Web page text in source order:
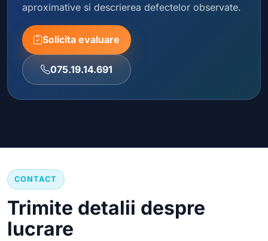
aproximative si descrierea defectelor observate.
Solicita evaluare
075.19.14.691
CONTACT
Trimite detalii despre
lucrare